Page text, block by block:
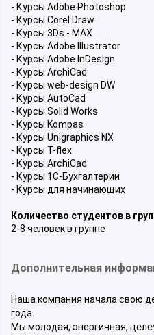
- Курсы Adobe Photoshop
- Курсы Corel Draw
- Курсы 3Ds - MAX
- Курсы Adobe Illustrator
- Курсы Adobe InDesign
- Курсы ArchiCad
- Курсы web-design DW
- Курсы AutoCad
- Курсы Solid Works
- Курсы Kompas
- Курсы Unigraphics NX
- Курсы T-flex
- Курсы ArchiCad
- Курсы 1С-Бухгалтерии
- Курсы для начинающих
Количество студентов в
2-8 человек в группе
Дополнительная
Наша компания начала свою
года.
Мы молодая, энергичная,